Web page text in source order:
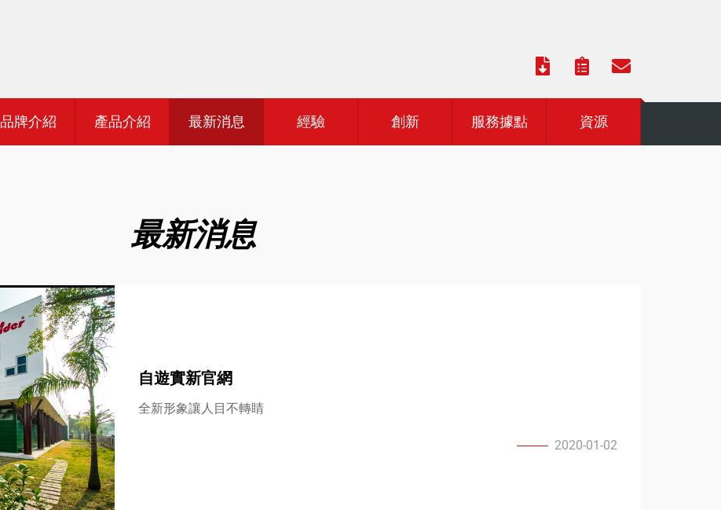
品牌介紹 產品介紹 最新消息 經驗 創新 服務據點 資源
最新消息
自遊實新官網
全新形象讓人目不轉睛
2020-01-02